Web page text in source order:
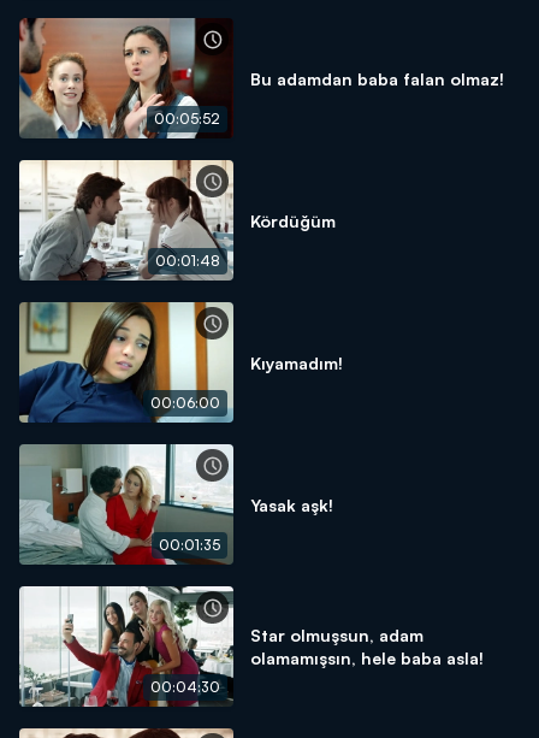
00:05:52
Bu adamdan baba falan olmaz!
00:01:48
Kördüğüm
00:06:00
Kıyamadım!
00:01:35
Yasak aşk!
00:04:30
Star olmuşsun, adam
olamamışsın, hele baba asla!